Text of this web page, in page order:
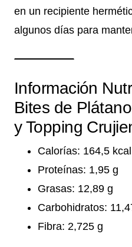
en un recipiente
algunos días para
Información
Bites de
y Topping
Calorías: 164,5 kcal
Proteínas: 1,95 g
Grasas: 12,89 g
Carbohidratos:
Fibra: 2,725 g